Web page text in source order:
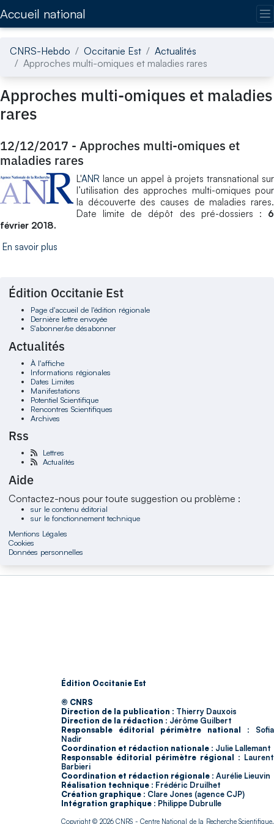
Accueil national
CNRS-Hebdo Occitanie Est
Actualités
Approches multi-omiques et maladies rares
Approches multi-omiques et maladies
rares
12/12/2017 - Approches multi-omiques et
maladies rares
L'ANR lance un appel à projets transnational sur
l’utilisation des approches multi-omiques pour
la découverte des causes de maladies rares.
Date limite de dépôt des pré-dossiers : 6
février 2018.
En savoir plus
Édition Occitanie Est
Page d'accueil de l'édition régionale
Dernière lettre envoyée
S'abonner/se désabonner
Actualités
À l'affiche
Informations régionales
Dates Limites
Manifestations
Potentiel Scientifique
Rencontres Scientifiques
Archives
Rss
Lettres
Actualités
Aide
Contactez-nous pour toute suggestion ou problème :
sur le contenu éditorial
sur le fonctionnement technique
Mentions Légales
Cookies
Données personnelles
Édition Occitanie Est
© CNRS
Direction de la publication : Thierry Dauxois
Direction de la rédaction : Jérôme Guilbert
Responsable éditorial périmètre national : Sofia
Nadir
Coordination et rédaction nationale : Julie Lallemant
Responsable éditorial périmètre régional : Laurent
Barbieri
Coordination et rédaction régionale : Aurélie Lieuvin
Réalisation technique : Frédéric Druilhet
Création graphique : Clare Jones (agence CJP)
Intégration graphique : Philippe Dubrulle
Copyright © 2026CNRS - Centre National de la Recherche Scientifique.